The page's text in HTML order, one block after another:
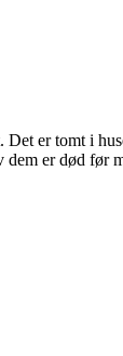
er tomt i
er død før